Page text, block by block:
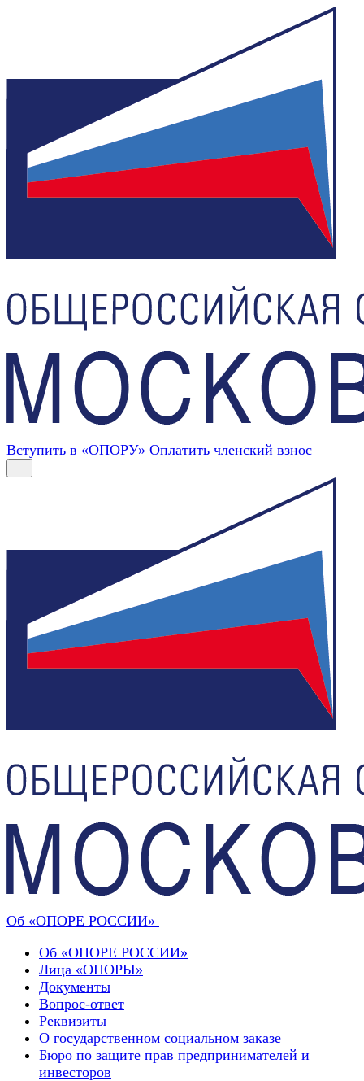
Вступить в «ОПОРУ» Оплатить членский взнос
Об «ОПОРЕ РОССИИ»
Об «ОПОРЕ РОССИИ»
Лица «ОПОРЫ»
Документы
Вопрос-ответ
Реквизиты
О государственном социальном заказе
Бюро по защите прав предпринимателей и
инвесторов